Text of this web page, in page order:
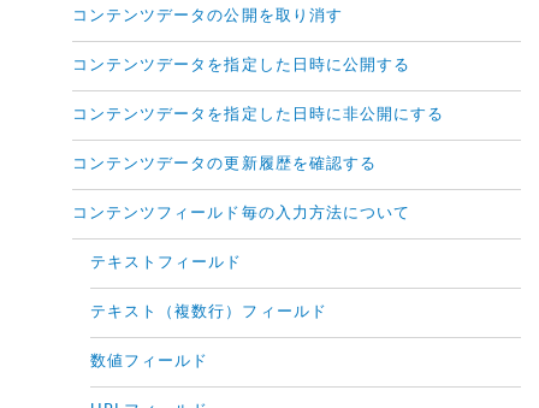
コンテンツデータの公開を取り消す
コンテンツデータを指定した日時に公開する
コンテンツデータを指定した日時に非公開にする
コンテンツデータの更新履歴を確認する
コンテンツフィールド毎の入力方法について
テキストフィールド
テキスト（複数行）フィールド
数値フィールド